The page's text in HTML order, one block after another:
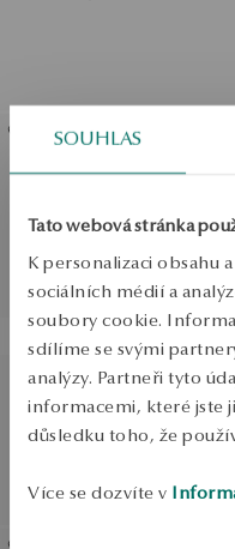
SOUHLAS
Tato webová stránka
K personalizaci obsahu
sociálních médií a
soubory cookie.
sdílíme se svými
analýzy. Partneři tyto
informacemi, které jste
důsledku toho, že
Více se dozvíte v
Náramek z bílého zlata s
topazy a diamanty -
Daylight
30 dní před slevou: